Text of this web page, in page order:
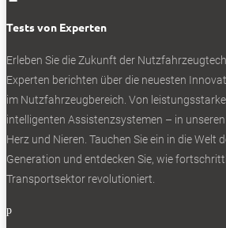
Bleiben Sie auf dem
Erhalten Sie die neuesten
Hinweise auf aktuelle Tests
Posteingang
Tests von Experten
Erleben Sie die Zukunft der
Experten berichten über die neuesten
im Nutzfahrzeugbereich. Von
intelligenten Assistenzsystemen – in
Herz und Nieren. Tauchen Sie ein in die Welt
Generation und entdecken Sie, wie
Transportsektor revolutioniert.
p